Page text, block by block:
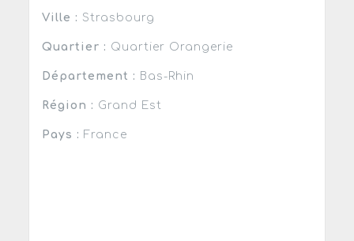
Ville : Strasbourg
Quartier : Quartier Orangerie
Département : Bas-Rhin
Région : Grand Est
Pays : France